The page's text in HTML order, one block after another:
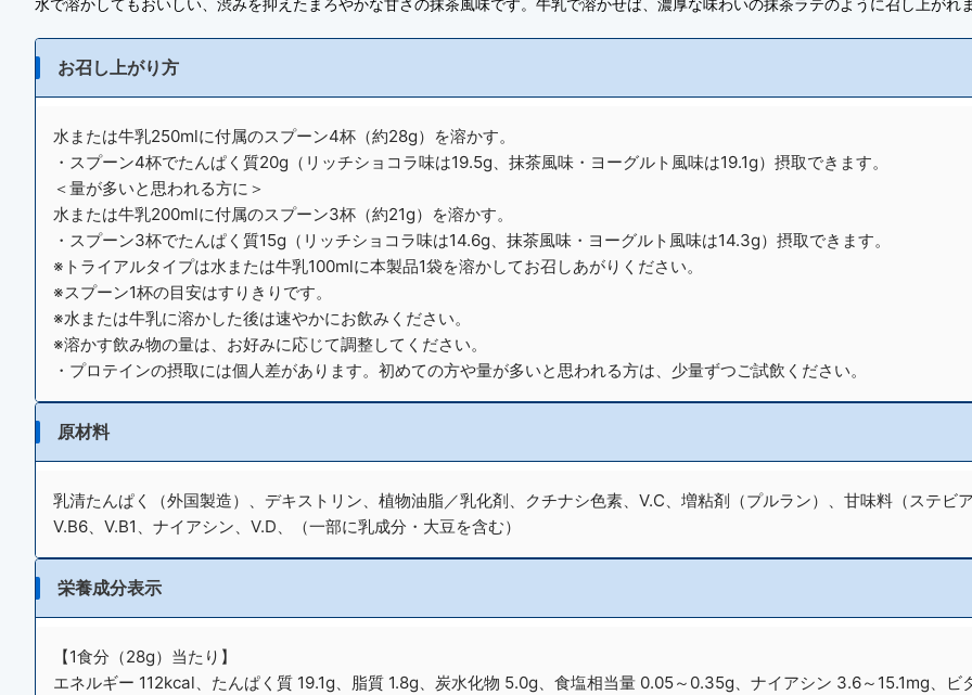
水で溶かしてもおいしい、渋みを抑えたまろやかな甘さの抹茶風味です。牛乳で溶かせば、濃厚な味わいの抹茶ラテのように召し上がれ
お召し上がり方
水または牛乳250mlに付属のスプーン4杯（約28g）を溶かす。
・スプーン4杯でたんぱく質20g（リッチショコラ味は19.5g、抹茶風味・ヨーグルト風味は19.1g）摂取できます。
＜量が多いと思われる方に＞
水または牛乳200mlに付属のスプーン3杯（約21g）を溶かす。
・スプーン3杯でたんぱく質15g（リッチショコラ味は14.6g、抹茶風味・ヨーグルト風味は14.3g）摂取できます。
※トライアルタイプは水または牛乳100mlに本製品1袋を溶かしてお召しあがりください。
※スプーン1杯の目安はすりきりです。
※水または牛乳に溶かした後は速やかにお飲みください。
※溶かす飲み物の量は、お好みに応じて調整してください。
・プロテインの摂取には個人差があります。初めての方や量が多いと思われる方は、少量ずつご試飲ください。
原材料
乳清たんぱく（外国製造）、デキストリン、植物油脂／乳化剤、クチナシ色素、V.C、増粘剤（プルラン）、甘味料（ステビ
V.B6、V.B1、ナイアシン、V.D、（一部に乳成分・大豆を含む）
栄養成分表示
【1食分（28g）当たり】
エネルギー 112kcal、たんぱく質 19.1g、脂質 1.8g、炭水化物 5.0g、食塩相当量 0.05～0.35g、ナイアシン 3.6～15.1mg、